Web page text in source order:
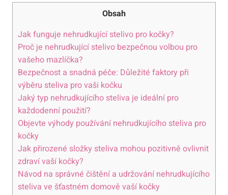
Obsah
Jak funguje nehrudkující stelivo pro kočky?
Proč je nehrudkující stelivo bezpečnou volbou pro
vašeho mazlíčka?
Bezpečnost a snadná péče: Důležité faktory při
výběru steliva pro vaši kočku
Jaký typ nehrudkujícího steliva je ideální pro
každodenní použití?
Objevte výhody používání nehrudkujícího steliva pro
kočky
Jak přirozené složky steliva mohou pozitivně ovlivnit
zdraví vaší kočky?
Návod na správné čištění a udržování nehrudkujícího
steliva ve šťastném domově vaší kočky